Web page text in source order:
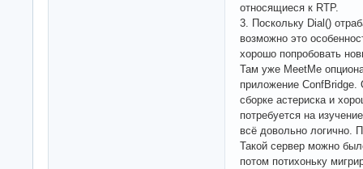
относящиеся к RTP.
3. Поскольку Dial()
возможно это
хорошо попробовать
Там уже MeetMe
приложение ConfBridge.
сборке астериска и
потребуется на
всё довольно логично.
Такой сервер можно
потом потихоньку